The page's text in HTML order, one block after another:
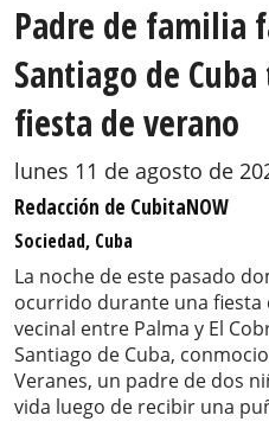
Padre de familia
Santiago de
fiesta de verano
lunes 11 de agosto de
Redacción de CubitaNOW
Sociedad, Cuba
La noche de este pasado
ocurrido durante una fiesta
vecinal entre Palma y El
Santiago de Cuba,
Veranes, un padre de dos
vida luego de recibir una